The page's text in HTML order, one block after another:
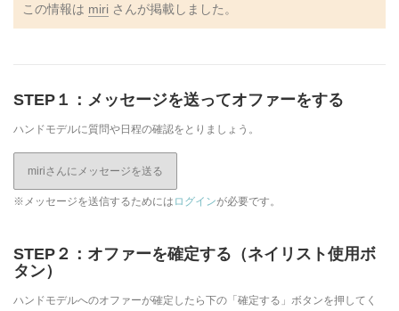
この情報は miri さんが掲載しました。
STEP１：メッセージを送ってオファーをする
ハンドモデルに質問や日程の確認をとりましょう。
miriさんにメッセージを送る
※メッセージを送信するためには ログインが必要です。
STEP２：オファーを確定する（ネイリスト使用ボ
タン）
ハンドモデルへのオファーが確定したら下の「確定する」ボタンを押してく